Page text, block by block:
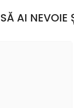
AI NEVOIE